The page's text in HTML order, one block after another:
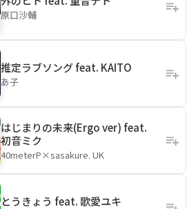
原口沙輔
推定ラブソング feat. KAITO
あ子
はじまりの未来(Ergo ver) feat.
初音ミク
40meterP×sasakure. UK
とうきょう feat. 歌愛ユキ